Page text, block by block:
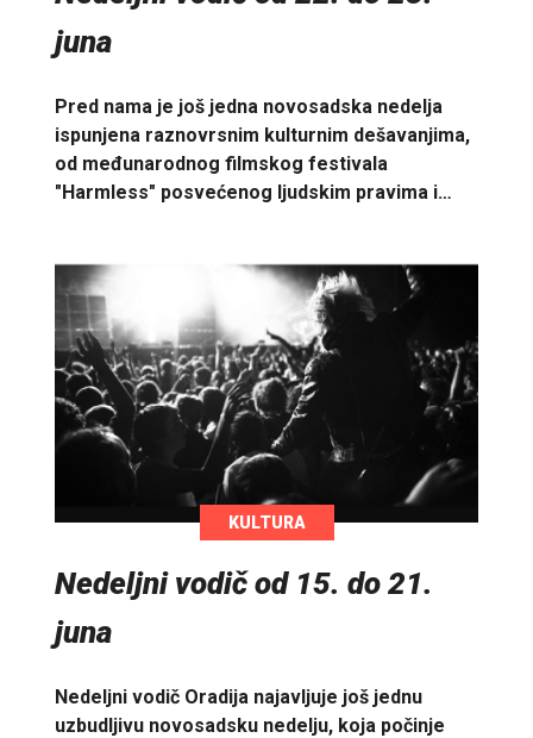
juna
Pred nama je još jedna novosadska nedelja
ispunjena raznovrsnim kulturnim dešavanjima,
od međunarodnog filmskog festivala
"Harmless" posvećenog ljudskim pravima i…
KULTURA
Nedeljni vodič od 15. do 21.
juna
Nedeljni vodič Oradija najavljuje još jednu
uzbudljivu novosadsku nedelju, koja počinje